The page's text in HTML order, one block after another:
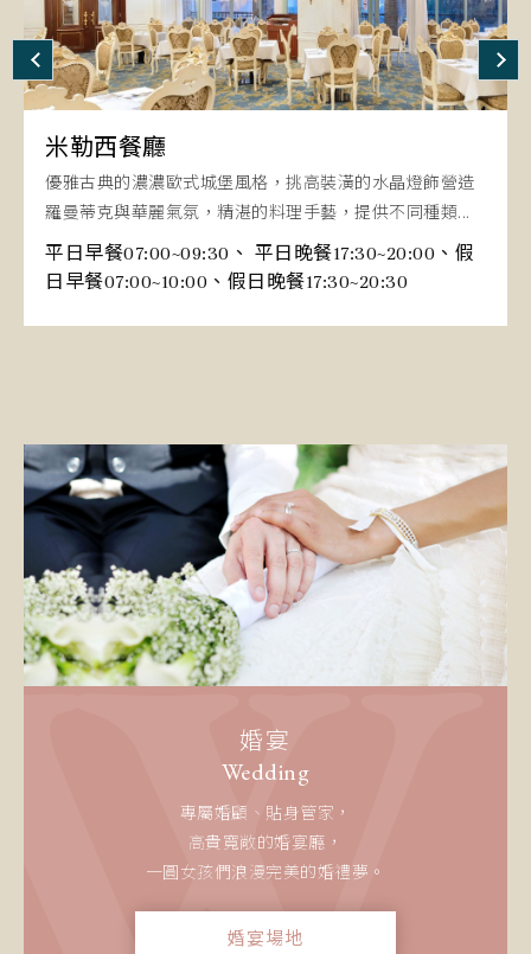
大廳酒吧
米勒西餐廳
浪漫燭光音樂饗宴
浪漫唯美的舒適環境、燭光飄逸的氣氛圍繞、專屬VIP景觀
用餐空間、專屬人員貼身服務、浪漫鮮花及綢緞精心佈...
營業時間 17:00~20:00
清苑廳
康熙、雍正、乾隆廳
嘉慶廳
婚宴
Wedding
專屬婚顧、貼身管家，
高貴寬敞的婚宴廳，
一圓女孩們浪漫完美的婚禮夢。
婚宴場地